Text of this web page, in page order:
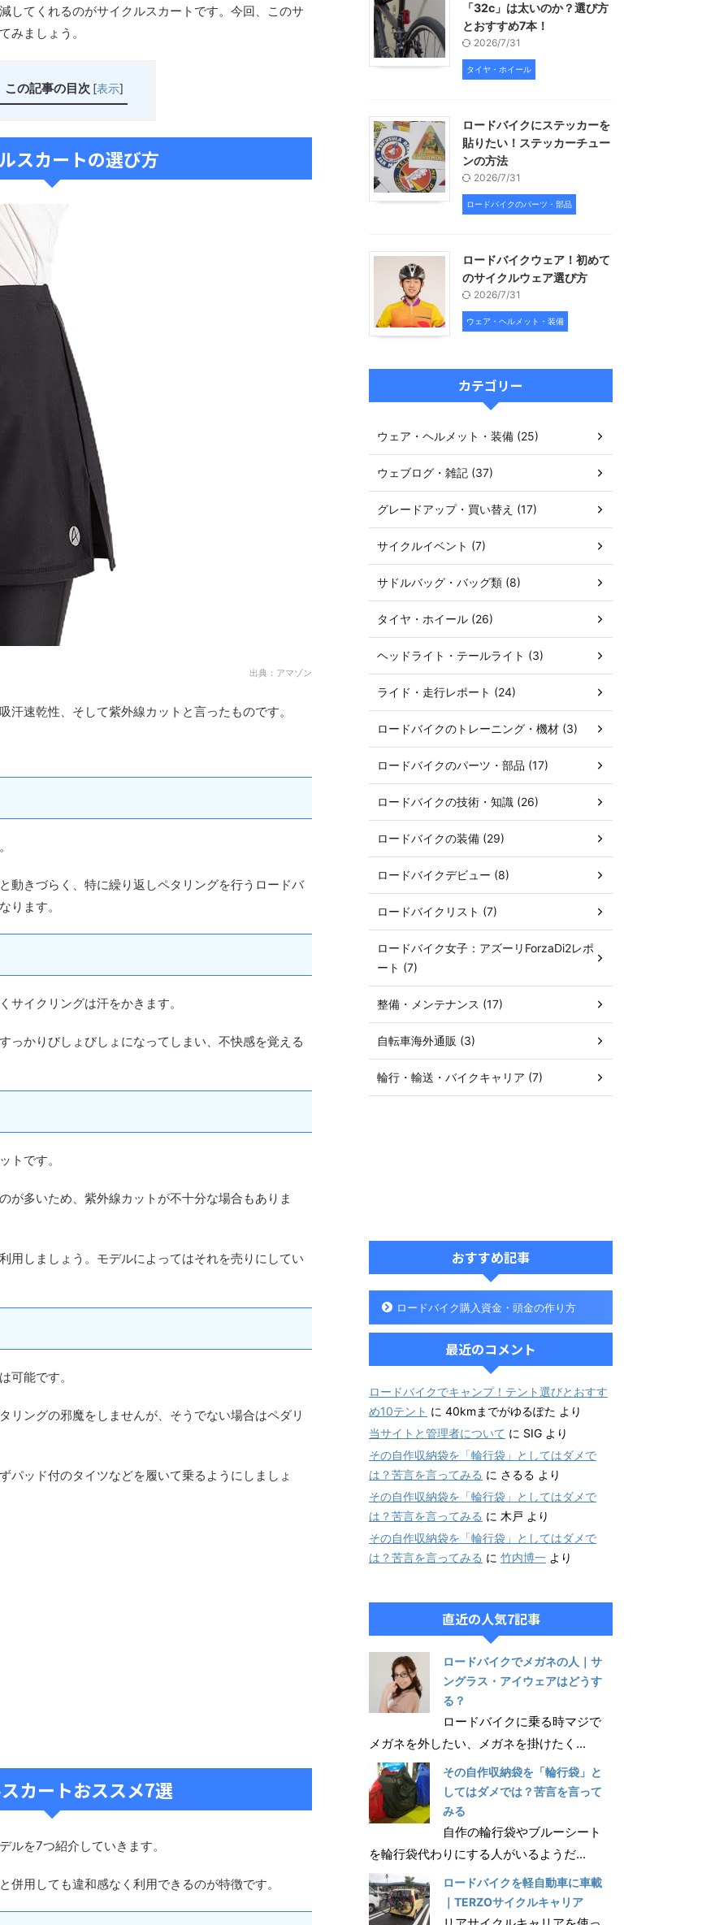
してくれるのがサイクルスカートです。今回、このサ
みましょう。
この記事の目次 [表示]
スカートの選び方
出典：アマゾン
汗速乾性、そして紫外線カットと言ったものです。
動きづらく、特に繰り返しペタリングを行うロードバ
ります。
サイクリングは汗をかきます。
っかりびしょびしょになってしまい、不快感を覚える
トです。
が多いため、紫外線カットが不十分な場合もありま
用しましょう。モデルによってはそれを売りにしてい
可能です。
リングの邪魔をしませんが、そうでない場合はペダリ
パッド付のタイツなどを履いて乗るようにしましょ
カートおススメ7選
ルを7つ紹介していきます。
併用しても違和感なく利用できるのが特徴です。
「32c」は太いのか？選び方
とおすすめ7本！
2026/7/31
タイヤ・ホイール
ロードバイクにステッカーを
貼りたい！ステッカーチュー
ンの方法
2026/7/31
ロードバイクのパーツ・部品
ロードバイクウェア！初めて
のサイクルウェア選び方
2026/7/31
ウェア・ヘルメット・装備
カテゴリー
ウェア・ヘルメット・装備 (25)
ウェブログ・雑記 (37)
グレードアップ・買い替え (17)
サイクルイベント (7)
サドルバッグ・バッグ類 (8)
タイヤ・ホイール (26)
ヘッドライト・テールライト (3)
ライド・走行レポート (24)
ロードバイクのトレーニング・機材 (3)
ロードバイクのパーツ・部品 (17)
ロードバイクの技術・知識 (26)
ロードバイクの装備 (29)
ロードバイクデビュー (8)
ロードバイクリスト (7)
ロードバイク女子：アズーリForzaDi2レポ
ート (7)
整備・メンテナンス (17)
自転車海外通販 (3)
輪行・輸送・バイクキャリア (7)
おすすめ記事
ロードバイク購入資金・頭金の作り方
最近のコメント
ロードバイクでキャンプ！テント選びとおすす
め10テント に 40kmまでがゆるぽた より
当サイトと管理者について に SIG より
その自作収納袋を「輪行袋」としてはダメで
は？苦言を言ってみる に さるる より
その自作収納袋を「輪行袋」としてはダメで
は？苦言を言ってみる に 木戸 より
その自作収納袋を「輪行袋」としてはダメで
は？苦言を言ってみる に 竹内博一 より
直近の人気7記事
ロードバイクでメガネの人｜サ
ングラス・アイウェアはどうす
る？
ロードバイクに乗る時マジで
メガネを外したい、メガネを掛けたく...
その自作収納袋を「輪行袋」と
してはダメでは？苦言を言って
みる
自作の輪行袋やブルーシート
を輪行袋代わりにする人がいるようだ...
ロードバイクを軽自動車に車載
｜TERZOサイクルキャリア